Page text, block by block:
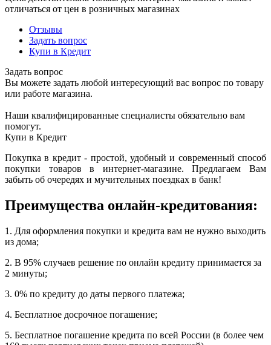
отличаться от цен в розничных магазинах
Отзывы
Задать вопрос
Купи в Кредит
Задать вопрос
Вы можете задать любой интересующий вас вопрос по товару
или работе магазина.
Наши квалифицированные специалисты обязательно вам
помогут.
Купи в Кредит
Покупка в кредит - простой, удобный и современный способ
покупки товаров в интернет-магазине. Предлагаем Вам
забыть об очередях и мучительных поездках в банк!
Преимущества онлайн-кредитования:
1. Для оформления покупки и кредита вам не нужно выходить
из дома;
2. В 95% случаев решение по онлайн кредиту принимается за
2 минуты;
3. 0% по кредиту до даты первого платежа;
4. Бесплатное досрочное погашение;
5. Бесплатное погашение кредита по всей России (в более чем